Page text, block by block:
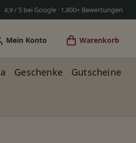
4,9 / 5 bei Google · 1.800+ Bewertungen
Mein Konto Warenkorb
Geschenke Gutscheine